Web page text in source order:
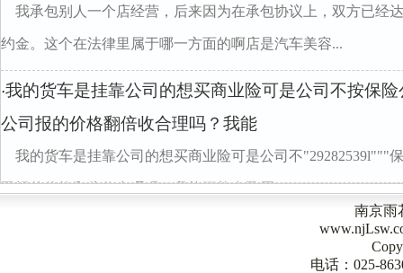
我承包别人一个店经营，后来因为在承包协议上，双方已经
约金。这个在法律里属于哪一方面的啊店是汽车美容...
·我的货车是挂靠公司的想买商业险可是公司不按保
公司报的价格翻倍收合理吗？我能
我的货车是挂靠公司的想买商业险可是公司不"29282539l"""
司报的价格翻倍收合理吗？我能不能自己买？
南京雨
电话：025-